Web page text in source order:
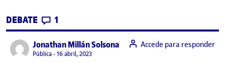
DEBATE CONTRIBUTIONS
1
Jonathan Millán Solsona says:
Visibilidad:
Pública 16 abril, 2023
Accede para responder